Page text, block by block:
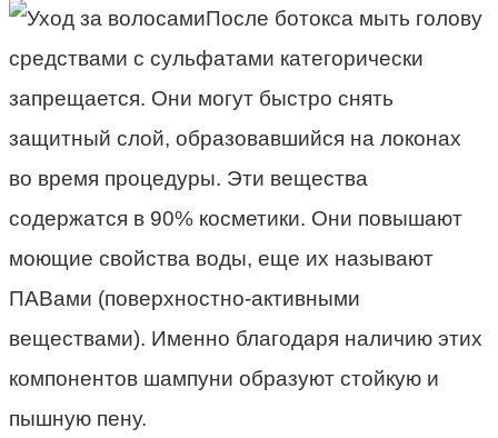
После ботокса мыть голову
средствами с сульфатами категорически
запрещается. Они могут быстро снять
защитный слой, образовавшийся на локонах
во время процедуры. Эти вещества
содержатся в 90% косметики. Они повышают
моющие свойства воды, еще их называют
ПАВами (поверхностно-активными
веществами). Именно благодаря наличию этих
компонентов шампуни образуют стойкую и
пышную пену.